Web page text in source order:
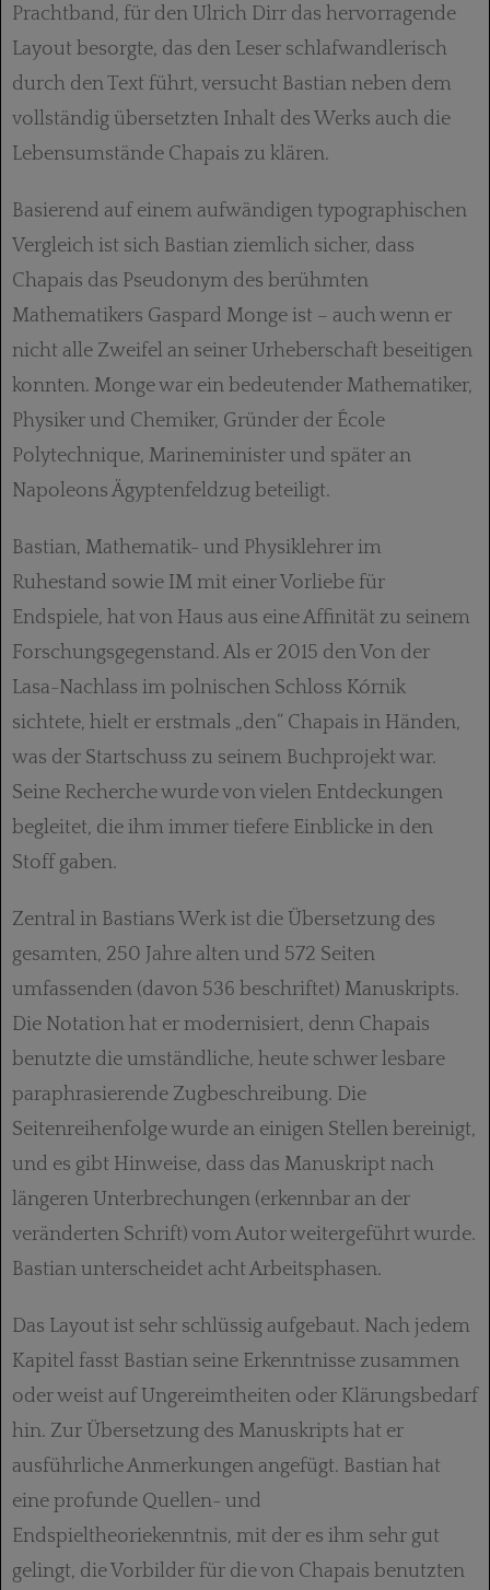
Prachtband, für den Ulrich Dirr das hervorragende
Layout besorgte, das den Leser schlafwandlerisch
durch den Text führt, versucht Bastian neben dem
vollständig übersetzten Inhalt des Werks auch die
Lebensumstände Chapais zu klären.
Basierend auf einem aufwändigen typogra­phischen
Vergleich ist sich Bastian ziemlich sicher, dass
Chapais das Pseudonym des berühmten
Mathematikers Gaspard Monge ist – auch wenn er
nicht alle Zweifel an seiner Ur­heberschaft beseitigen
konnten. Monge war ein bedeutender Mathematiker,
Physiker und Chemiker, Gründer der École
Polytechnique, Marineminister und später an
Napoleons Ägypten­feldzug beteiligt.
Bastian, Mathematik- und Physiklehrer im
Ruhestand sowie IM mit einer Vorliebe für
Endspiele, hat von Haus aus eine Affinität zu seinem
Forschungsgegenstand. Als er 2015 den Von der
Lasa-Nachlass im polnischen Schloss Kórnik
sichtete, hielt er erstmals „den“ Chapais in Händen,
was der Startschuss zu seinem Buchprojekt war.
Seine Recherche wurde von vielen Entdeckungen
begleitet, die ihm immer tiefere Einblicke in den
Stoff gaben.
Zentral in Bastians Werk ist die Übersetzung des
gesamten, 250 Jahre alten und 572 Seiten
umfassenden (davon 536 beschriftet) Manuskripts.
Die Notation hat er modernisiert, denn Chapais
benutzte die umständliche, heute schwer lesbare
paraphrasierende Zugbeschreibung. Die
Seitenreihenfolge wurde an einigen Stellen bereinigt,
und es gibt Hinweise, dass das Manuskript nach
längeren Unter­brechungen (erkennbar an der
veränderten Schrift) vom Autor weitergeführt wurde.
Bastian unter­scheidet acht Arbeitsphasen.
Das Layout ist sehr schlüssig aufgebaut. Nach jedem
Kapitel fasst Bastian seine Erkenntnisse zusammen
oder weist auf Ungereimtheiten oder Klärungsbedarf
hin. Zur Übersetzung des Manuskripts hat er
ausführliche Anmerkungen angefügt. Bastian hat
eine profunde Quellen- und
Endspieltheoriekenntnis, mit der es ihm sehr gut
gelingt, die Vorbilder für die von Chapais benutzten